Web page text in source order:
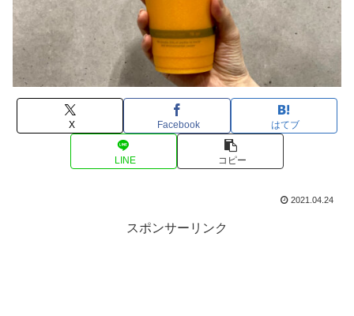
X Facebook はてブ
LINE コピー
2021.04.24
スポンサーリンク